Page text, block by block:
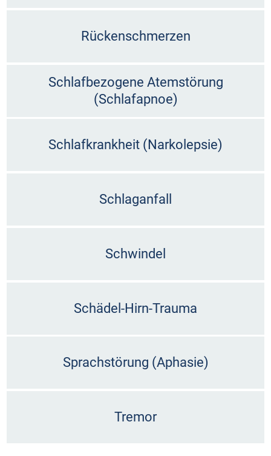
Rückenschmerzen
Schlafbezogene Atemstörung
(Schlafapnoe)
Schlafkrankheit (Narkolepsie)
Schlaganfall
Schwindel
Schädel-Hirn-Trauma
Sprachstörung (Aphasie)
Tremor